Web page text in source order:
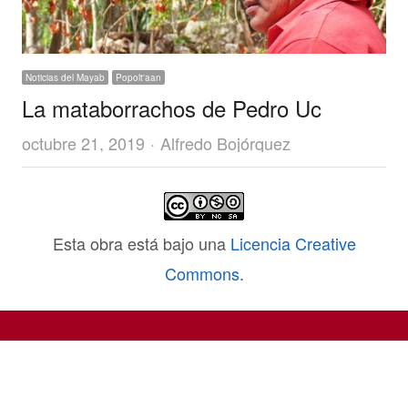
Noticias del Mayab Popolt'aan
La mataborrachos de Pedro Uc
octubre 21, 2019 Author
Alfredo Bojórquez
Esta obra está bajo una Licencia Creative
Commons.